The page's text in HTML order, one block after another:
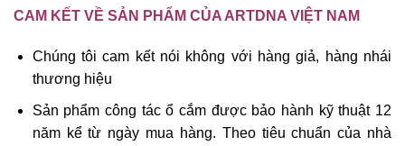
CAM KẾT VỀ SẢN PHẨM CỦA ARTDNA VIỆT NAM
Chúng tôi cam kết nói không với hàng giả, hàng nhái
thương hiệu
Sản phẩm công tác ổ cắm được bảo hành kỹ thuật 12
năm kể từ ngày mua hàng. Theo tiêu chuẩn của nhà